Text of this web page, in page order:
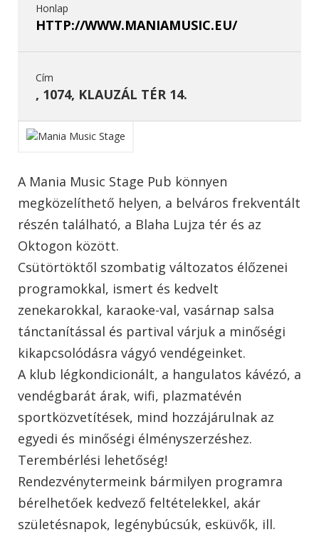
Honlap
HTTP://WWW.MANIAMUSIC.EU/
Cím
, 1074, KLAUZÁL TÉR 14.
A Mania Music Stage Pub könnyen
megközelíthető helyen, a belváros frekventált
részén található, a Blaha Lujza tér és az
Oktogon között.
Csütörtöktől szombatig változatos élőzenei
programokkal, ismert és kedvelt
zenekarokkal, karaoke-val, vasárnap salsa
tánctanítással és partival várjuk a minőségi
kikapcsolódásra vágyó vendégeinket.
A klub légkondicionált, a hangulatos kávézó, a
vendégbarát árak, wifi, plazmatévén
sportközvetítések, mind hozzájárulnak az
egyedi és minőségi élményszerzéshez.
Terembérlési lehetőség!
Rendezvénytermeink bármilyen programra
bérelhetőek kedvező feltételekkel, akár
születésnapok, legénybúcsúk, esküvők, ill.